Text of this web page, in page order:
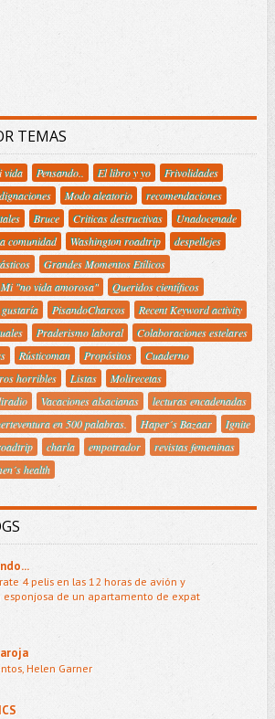
TEMAS
vida Pensando.. El libro y yo
Frivolidades
Modo aleatorio
recomendaciones
Bruce Criticas destructivas
Unadocenade
comunidad Washington roadtrip
despellejes
Grandes Momentos Etílicos
Mi "no vida amorosa"
Queridos científicos
PisandoCharcos
Recent Keyword activity
Praderismo laboral
Colaboraciones estelares
Rústicoman Propósitos
Cuaderno
horribles Listas
Molirecetas
Vacaciones alsacianas
lecturas encadenadas
en 500 palabras. Haper´s Bazaar
Ignite
charla empotrador
revistas femeninas
health
4 pelis en las 12 horas de avión y
de un apartamento de expat
Helen Garner